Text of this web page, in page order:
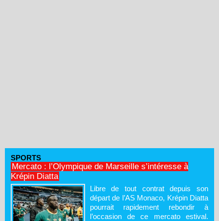
SPORTS
Mercato : l’Olympique de Marseille s’intéresse à
Krépin Diatta
Libre de tout contrat depuis son
départ de l’AS Monaco, Krépin Diatta
pourrait rapidement rebondir à
l’occasion de ce mercato estival.